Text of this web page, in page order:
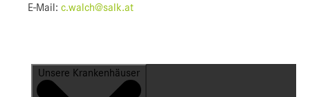
E-Mail: c.walch@salk.at
Unsere Krankenhäuser